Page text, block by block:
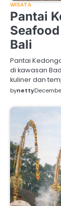
WISATA
Pantai
Bali
Pantai
di kawasan
kuliner dan
bynetty